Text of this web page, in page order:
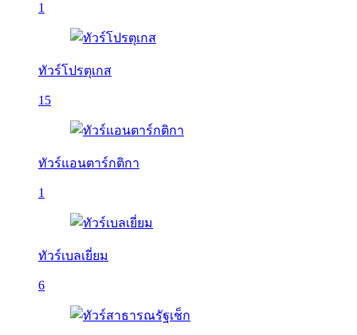
1
ทัวร์โปรตุเกส
15
ทัวร์แอนตาร์กติกา
1
ทัวร์เบลเยี่ยม
6